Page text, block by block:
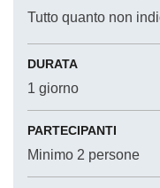
Tutto quanto non
DURATA
1 giorno
PARTECIPANTI
Minimo 2 persone